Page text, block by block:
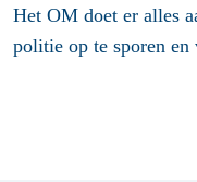
Het OM doet er alles
politie op te sporen en